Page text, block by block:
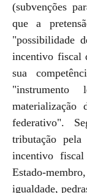
(subvenções
que a
"possibilidade
incentivo fiscal
sua
materialização
federativo".
tributação
incentivo
Estado-
igualdade,